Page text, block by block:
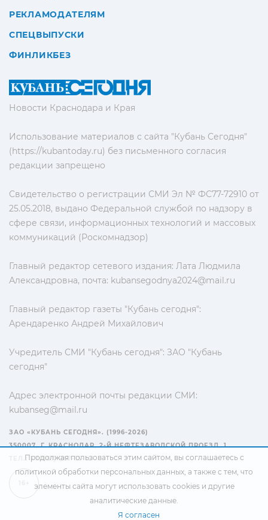
Новости Краснодара и Края
Использование материалов с сайта "Кубань Сегодня"
(https://kubantoday.ru) без письменного согласия
редакции запрещено
Свидетельство о регистрации СМИ Эл № ФС77-72910 от
25.05.2018, выдано Федеральной службой по надзору в
сфере связи, информационных технологий и массовых
коммуникаций (Роскомнадзор)
Главный редактор сетевого издания: Лата Людмила
Александровна, почта: kubansegodnya2024@mail.ru
Главный редактор газеты "Кубань сегодня":
Арендаренко Андрей Михайлович
Учредитель СМИ "Кубань сегодня": ЗАО "Кубань
сегодня"
Адрес электронной почты редакции СМИ:
kubanseg@mail.ru
РЕКЛАМОДАТЕЛЯМ
СПЕЦВЫПУСКИ
ФИНЛИКБЕЗ
ЗАО «КУБАНЬ СЕГОДНЯ». (1996-2026)
350007, Г. КРАСНОДАР, 2-Й НЕФТЕЗАВОДСКОЙ ПРОЕЗД, 1
ТЕЛ.: +7(861) 267-15-15
Продолжая пользоваться этим сайтом, вы соглашаетесь с
политикой обработки персональных данных, а также с тем, что
элементы сайта могут использовать cookies и другие
аналитические данные.
Я согласен